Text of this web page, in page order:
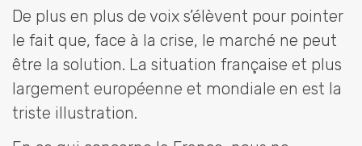
De plus en plus de voix s’élèvent pour pointer
le fait que, face à la crise, le marché ne peut
être la solution. La situation française et plus
largement européenne et mondiale en est la
triste illustration.